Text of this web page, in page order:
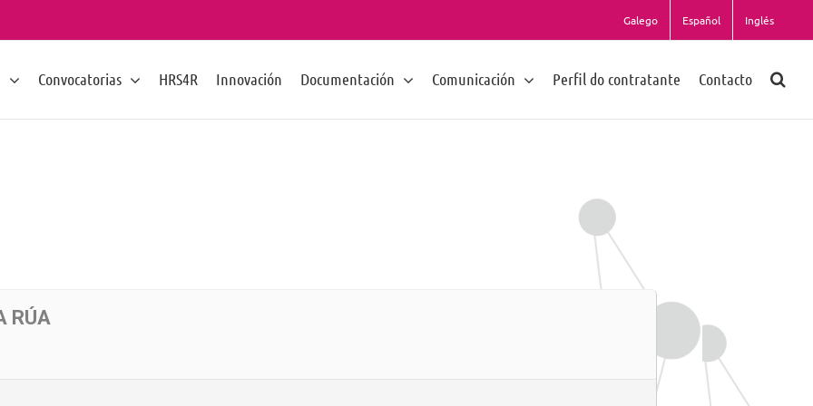
Galego Español Inglés
Convocatorias HRS4R Innovación Documentación Comunicación Perfil do contratante Contacto
RÚA